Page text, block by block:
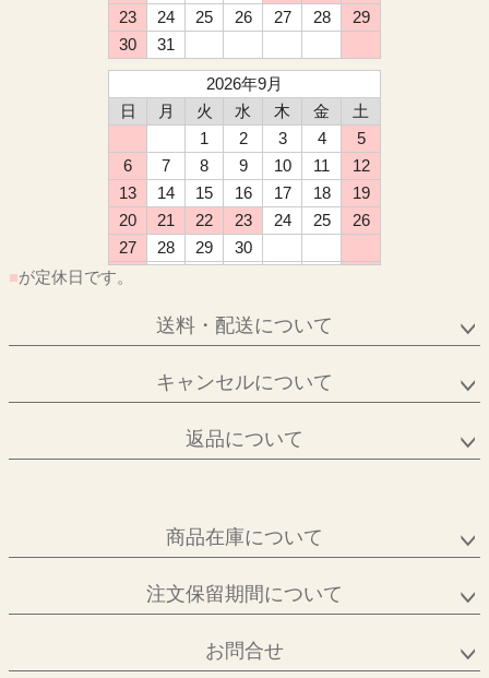
23
24 25 26 27 28
29
30
31
2026年9月
日
月 火 水 木 金
土
1
2 3 4
5
6
7 8 9 10 11
12
13
14 15 16 17 18
19
20
21 22 23 24 25
26
27
28 29
30
■が定休日です。
送料・配送について
キャンセルについて
返品について
商品在庫について
注文保留期間について
お問合せ